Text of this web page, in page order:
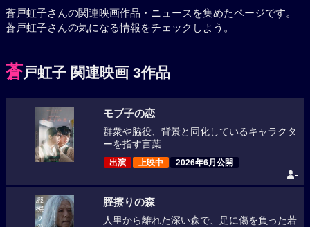
蒼戸虹子さんの関連映画作品・ニュースを集めたページです。
蒼戸虹子さんの気になる情報をチェックしよう。
蒼戸虹子 関連映画 3作品
モブ子の恋
群衆や脇役、背景と同化しているキャラクタ
ーを指す言葉...
出演 上映中 2026年6月公開
-
脛擦りの森
人里から離れた深い森で、足に傷を負った若